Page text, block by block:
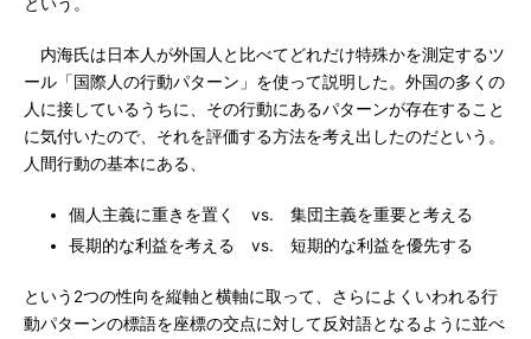
内海氏は日本人が外国人と比べてどれだけ特殊かを測定するツ
ール「国際人の行動パターン」を使って説明した。外国の多くの
人に接しているうちに、その行動にあるパターンが存在すること
に気付いたので、それを評価する方法を考え出したのだという。
人間行動の基本にある、
個人主義に重きを置く vs. 集団主義を重要と考える
長期的な利益を考える vs. 短期的な利益を優先する
という2つの性向を縦軸と横軸に取って、さらによくいわれる行
動パターンの標語を座標の交点に対して反対語となるように並べ